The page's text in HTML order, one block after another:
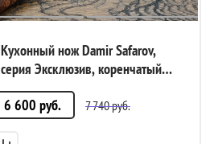
Кухонный нож Damir Safarov,
серия Эксклюзив, коренчатый
130мм, арт. DS-E-Kor-130/98
6 600 руб. 7 740руб.